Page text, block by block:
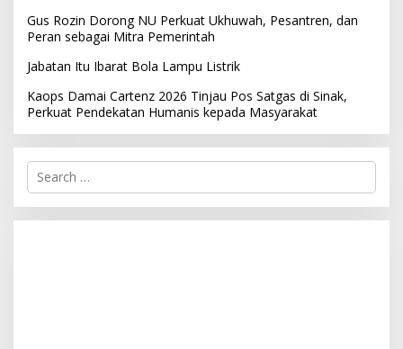
Gus Rozin Dorong NU Perkuat Ukhuwah, Pesantren, dan
Peran sebagai Mitra Pemerintah
Jabatan Itu Ibarat Bola Lampu Listrik
Kaops Damai Cartenz 2026 Tinjau Pos Satgas di Sinak,
Perkuat Pendekatan Humanis kepada Masyarakat
S
r